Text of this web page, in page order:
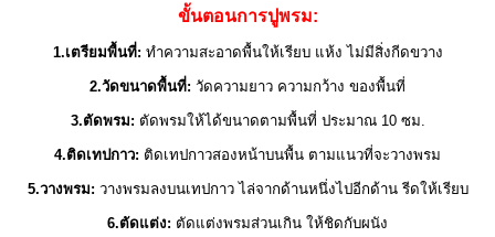
ขั้นตอนการปูพรม:
1.เตรียมพื้นที่: ทำความสะอาดพื้นให้เรียบ แห้ง ไม่มีสิ่งกีดขวาง
2.วัดขนาดพื้นที่: วัดความยาว ความกว้าง ของพื้นที่
3.ตัดพรม: ตัดพรมให้ได้ขนาดตามพื้นที่ ประมาณ 10 ซม.
4.ติดเทปกาว: ติดเทปกาวสองหน้าบนพื้น ตามแนวที่จะวางพรม
5.วางพรม: วางพรมลงบนเทปกาว ไล่จากด้านหนึ่งไปอีกด้าน รีดให้เรียบ
6.ตัดแต่ง: ตัดแต่งพรมส่วนเกิน ให้ชิดกับผนัง